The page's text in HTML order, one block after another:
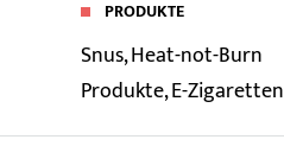
PRODUKTE
Snus, Heat-not-Burn
Produkte, E-Zigaretten